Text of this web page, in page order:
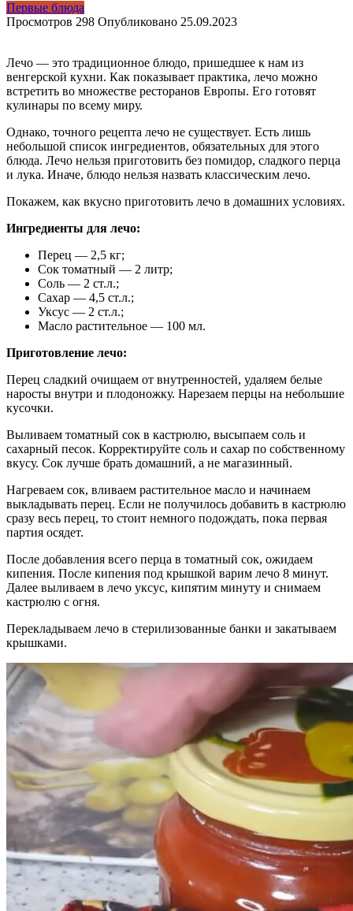
Первые блюда
Просмотров 298 Опубликовано 25.09.2023
Лечо — это традиционное блюдо, пришедшее к нам из
венгерской кухни. Как показывает практика, лечо можно
встретить во множестве ресторанов Европы. Его готовят
кулинары по всему миру.
Однако, точного рецепта лечо не существует. Есть лишь
небольшой список ингредиентов, обязательных для этого
блюда. Лечо нельзя приготовить без помидор, сладкого перца
и лука. Иначе, блюдо нельзя назвать классическим лечо.
Покажем, как вкусно приготовить лечо в домашних условиях.
Ингредиенты для лечо:
Перец — 2,5 кг;
Сок томатный — 2 литр;
Соль — 2 ст.л.;
Сахар — 4,5 ст.л.;
Уксус — 2 ст.л.;
Масло растительное — 100 мл.
Приготовление лечо:
Перец сладкий очищаем от внутренностей, удаляем белые
наросты внутри и плодоножку. Нарезаем перцы на небольшие
кусочки.
Выливаем томатный сок в кастрюлю, высыпаем соль и
сахарный песок. Корректируйте соль и сахар по собственному
вкусу. Сок лучше брать домашний, а не магазинный.
Нагреваем сок, вливаем растительное масло и начинаем
выкладывать перец. Если не получилось добавить в кастрюлю
сразу весь перец, то стоит немного подождать, пока первая
партия осядет.
После добавления всего перца в томатный сок, ожидаем
кипения. После кипения под крышкой варим лечо 8 минут.
Далее выливаем в лечо уксус, кипятим минуту и снимаем
кастрюлю с огня.
Перекладываем лечо в стерилизованные банки и закатываем
крышками.